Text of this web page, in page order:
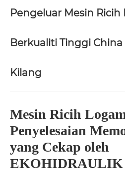
Pengeluar Mesin
Berkualiti Tinggi
Kilang
Mesin Ricih
Penyelesaian
yang Cekap oleh
EKOHIDRAULIK